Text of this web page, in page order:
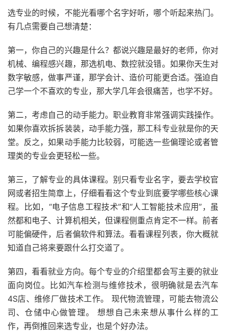
选专业的时候，不能光看哪个名字好听，哪个听起来热门。
有几点需要自己想清楚：
第一，你自己的兴趣是什么？都说兴趣是最好的老师，你对
机械、编程感兴趣，那选机电、数控就没错。如果你天生对
数字敏感，做事严谨，那学会计、造价可能更合适。强迫自
己学一个不喜欢的专业，那大学几年会很痛苦，也学不好。
第二，考虑自己的动手能力。职业教育非常强调实践操作。
如果你喜欢拆拆装装，动手能力强，那工科专业就是你的天
堂。反之，如果动手能力比较弱，可能选一些偏理论或者管
理类的专业会更轻松一些。
第三，了解专业的具体课程。别只看专业名字，要去学校官
网或者招生简章上，仔细看看这个专业到底要学哪些核心课
程。比如，“电子信息工程技术”和“人工智能技术应用”，虽
然都和电子、计算机相关，但课程侧重点肯定不一样。前者
可能偏硬件，后者偏软件和算法。看看课程列表，你大概就
知道自己将来要跟什么打交道了。
第四，看看就业方向。每个专业的介绍里都会写主要的就业
面向岗位。比如汽车检测与维修技术，很明确就是去汽车
4S店、维修厂做技术工作。 现代物流管理，可能去物流公
司、仓储中心做管理。 想想自己未来想从事什么样的工
作，再倒推回来选专业，也是个好办法。